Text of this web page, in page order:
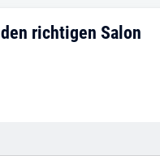
Talent
richtigen Salon